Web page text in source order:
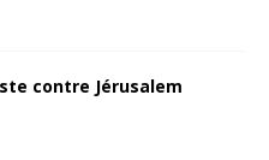
contre Jérusalem